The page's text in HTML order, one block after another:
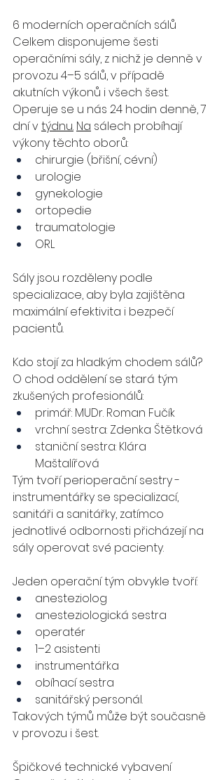
6 moderních operačních sálů
Celkem disponujeme šesti
operačními sály, z nichž je denně v
provozu 4–5 sálů, v případě
akutních výkonů i všech šest.
Operuje se u nás 24 hodin denně, 7
dní v týdnu. Na sálech probíhají
výkony těchto oborů:
chirurgie (břišní, cévní)
urologie
gynekologie
ortopedie
traumatologie
ORL
Sály jsou rozděleny podle
specializace, aby byla zajištěna
maximální efektivita i bezpečí
pacientů.
Kdo stojí za hladkým chodem sálů?
O chod oddělení se stará tým
zkušených profesionálů:
primář: MUDr. Roman Fučík
vrchní sestra: Zdenka Štětková
staniční sestra: Klára
Maštalířová
Tým tvoří perioperační sestry -
instrumentářky se specializací,
sanitáři a sanitářky, zatímco
jednotlivé odbornosti přicházejí na
sály operovat své pacienty.
Jeden operační tým obvykle tvoří:
anesteziolog
anesteziologická sestra
operatér
1–2 asistenti
instrumentářka
obíhací sestra
sanitářský personál.
Takových týmů může být současně
v provozu i šest.
Špičkové technické vybavení